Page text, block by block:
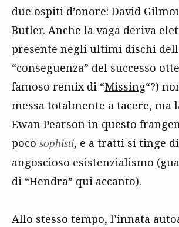
due ospiti d’onore: David
Butler. Anche la vaga deriva
presente negli ultimi dischi
“conseguenza” del successo
famoso remix di “Missing“?)
messa totalmente a tacere, ma
Ewan Pearson in questo
poco sophisti, e a tratti si tinge
angoscioso esistenzialismo
di “Hendra” qui accanto).
Allo stesso tempo, l’innata